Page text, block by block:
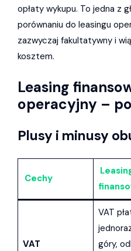
opłaty wykupu. To jedna z
porównaniu do leasingu
zazwyczaj fakultatywny i
kosztem.
Leasing
operacyjny –
Plusy i minusy
Cechy
VAT
VAT
góry,